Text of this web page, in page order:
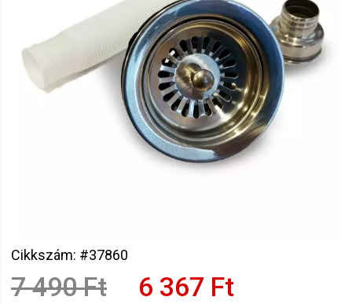
Cikkszám: #37860
7 490 Ft 6 367 Ft